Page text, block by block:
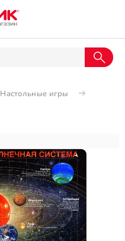
Настольные игры